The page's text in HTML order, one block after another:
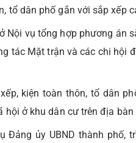
tổ dân phố gắn với sắp xếp
vụ tổng hợp phương án
tác Mặt trận và các chi hội
kiện toàn thôn, tổ dân
hội ở khu dân cư trên địa
Đảng ủy UBND thành phố,